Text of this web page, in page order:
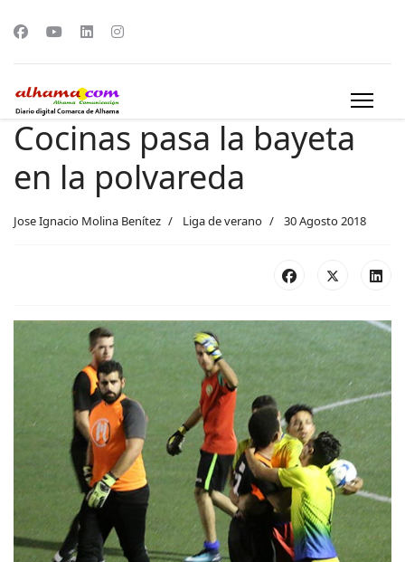
Cocinas pasa la bayeta
en la polvareda
Jose Ignacio Molina Benítez Liga de verano 30 Agosto 2018